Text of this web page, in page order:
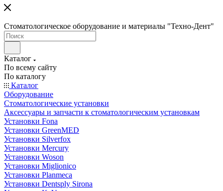
Стоматологическое оборудование и материалы "Техно-Дент"
Каталог
По всему сайту
По каталогу
Каталог
Оборудование
Стоматологические установки
Аксессуары и запчасти к стоматологическим установкам
Установки Fona
Установки GreenMED
Установки Silverfox
Установки Mercury
Установки Woson
Установки Miglionico
Установки Planmeca
Установки Dentsply Sirona